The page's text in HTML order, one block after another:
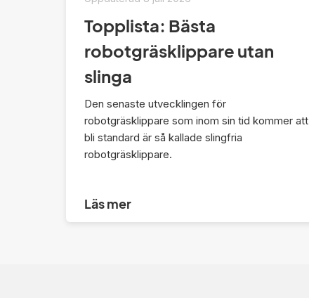
Topplista: Bästa
robotgräsklippare utan
slinga
Den senaste utvecklingen för
robotgräsklippare som inom sin tid kommer att
bli standard är så kallade slingfria
robotgräsklippare.
Läs mer